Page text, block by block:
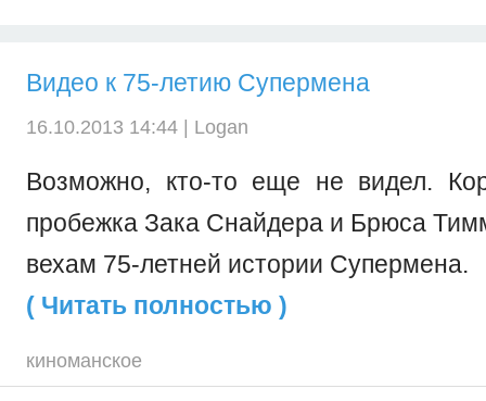
Видео к 75-летию Супермена
16.10.2013 14:44 | Logan
Возможно, кто-то еще не видел.
пробежка Зака Снайдера и Брюса
вехам 75-летней истории Супермена.
( Читать полностью )
киноманское